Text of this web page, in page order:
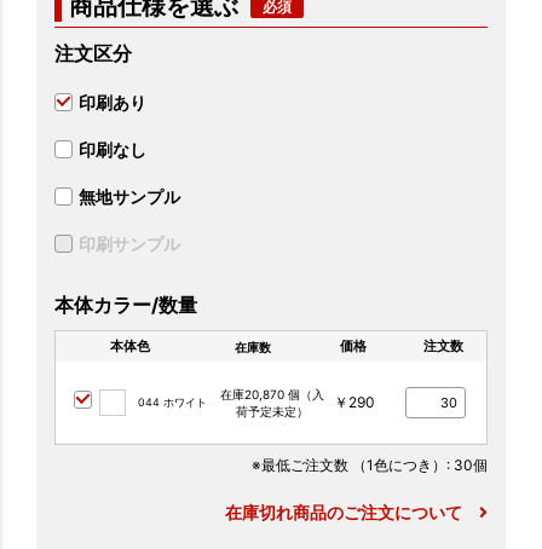
商品仕様を選ぶ
注文区分
印刷あり
印刷なし
無地サンプル
印刷サンプル
本体カラー/数量
本体色 在庫数 価格 注文数
044 ホワイト
在庫20,870 個（入
荷予定未定）
￥290
※最低ご注文数 （1色につき） : 30個
在庫切れ商品のご注文について